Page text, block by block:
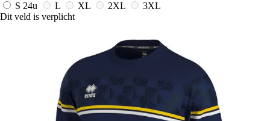
S 24u L XL 2XL
3XL
Dit veld is verplicht